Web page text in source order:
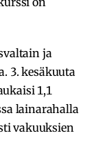
ja
3. kesäkuuta
1,1
lainarahalla
vakuuksien